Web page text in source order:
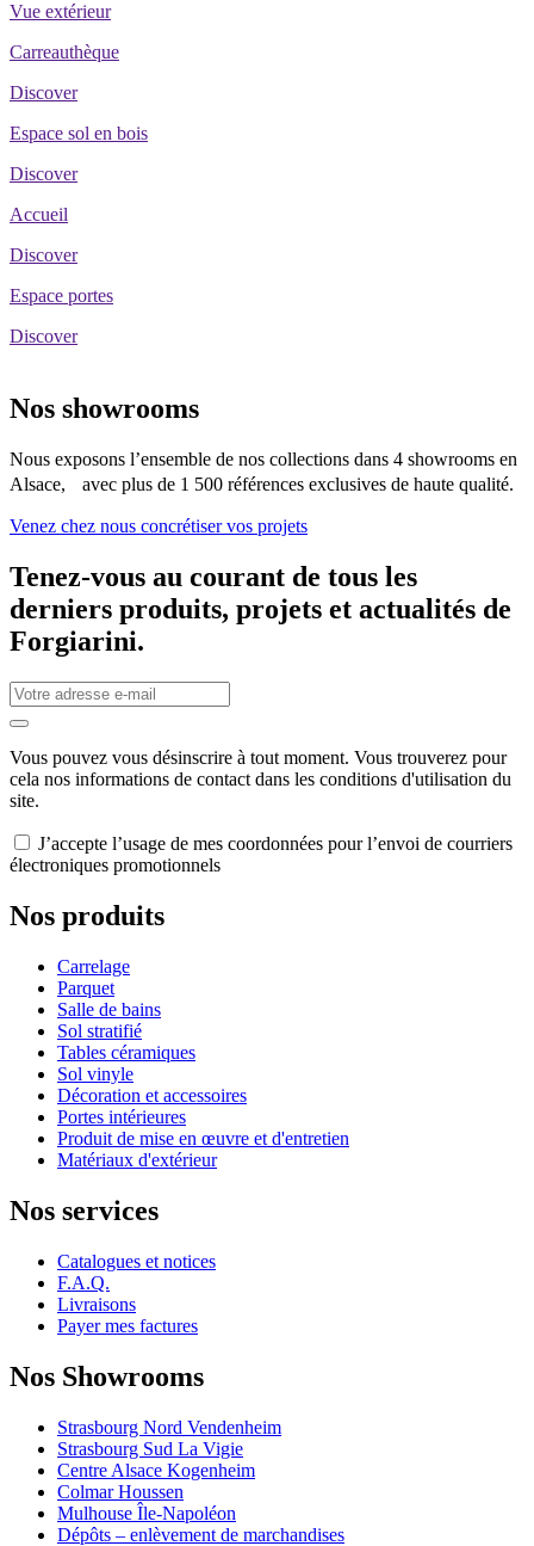
Vue extérieur
Carreauthèque
Discover
Espace sol en bois
Discover
Accueil
Discover
Espace portes
Discover
Nos showrooms
Nous exposons l’ensemble de nos collections dans 4 showrooms en
Alsace, avec plus de 1 500 références exclusives de haute qualité.
Venez chez nous concrétiser vos projets
Tenez-vous au courant de tous les
derniers produits, projets et actualités de
Forgiarini.
Vous pouvez vous désinscrire à tout moment. Vous trouverez pour
cela nos informations de contact dans les conditions d'utilisation du
site.
J’accepte l’usage de mes coordonnées pour l’envoi de courriers
électroniques promotionnels
Nos produits
Carrelage
Parquet
Salle de bains
Sol stratifié
Tables céramiques
Sol vinyle
Décoration et accessoires
Portes intérieures
Produit de mise en œuvre et d'entretien
Matériaux d'extérieur
Nos services
Catalogues et notices
F.A.Q.
Livraisons
Payer mes factures
Nos Showrooms
Strasbourg Nord Vendenheim
Strasbourg Sud La Vigie
Centre Alsace Kogenheim
Colmar Houssen
Mulhouse Île-Napoléon
Dépôts – enlèvement de marchandises